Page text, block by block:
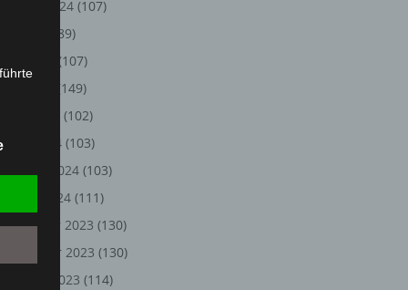
August 2024 (107)
(89)
(107)
(149)
(102)
2024 (103)
Februar 2024 (103)
Januar 2024 (111)
2023 (130)
November 2023 (130)
Oktober 2023 (114)